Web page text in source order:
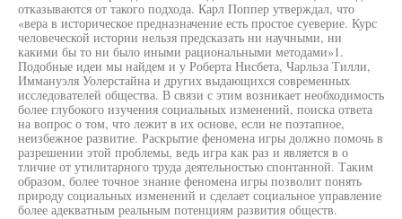
отказываются от такого подхода. Карл Поппер утверждал, что
«вера в историческое предназначение есть простое суеверие. Курс
человеческой истории нельзя предсказать ни научными, ни
какими бы то ни было иными рациональными методами»1.
Подобные идеи мы найдем и у Роберта Нисбета, Чарльза Тилли,
Иммануэля Уолерстайна и других выдающихся современных
исследователей общества. В связи с этим возникает необходимость
более глубокого изучения социальных изменений, поиска ответа
на вопрос о том, что лежит в их основе, если не поэтапное,
неизбежное развитие. Раскрытие феномена игры должно помочь в
разрешении этой проблемы, ведь игра как раз и является в о
тличие от утилитарного труда деятельностью спонтанной. Таким
образом, более точное знание феномена игры позволит понять
природу социальных изменений и сделает социальное управление
более адекватным реальным потенциям развития обществ.